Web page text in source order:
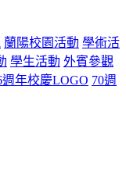
蘭陽校園活動 學術活
學生活動 外賓參觀
週年校慶LOGO 70週